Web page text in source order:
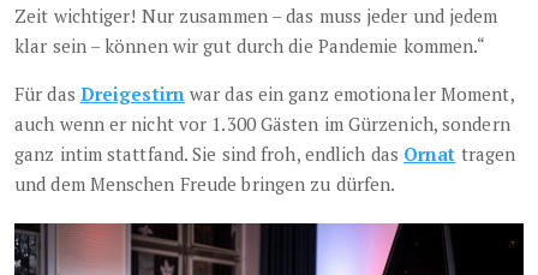
Zeit wichtiger! Nur zusammen – das muss jeder und jedem
klar sein – können wir gut durch die Pandemie kommen.“
Für das Dreigestirn war das ein ganz emotionaler Moment,
auch wenn er nicht vor 1.300 Gästen im Gürzenich, sondern
ganz intim stattfand. Sie sind froh, endlich das Ornat tragen
und dem Menschen Freude bringen zu dürfen.